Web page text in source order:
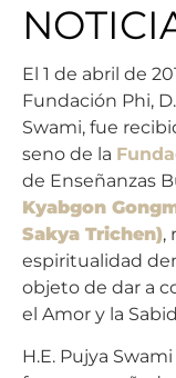
El 1 de abril de
Fundación Phi,
Swami, fue
seno de la
de Enseñanzas
Kyabgon
Sakya Trichen),
espiritualidad
objeto de dar a
el Amor y la
H.E. Pujya